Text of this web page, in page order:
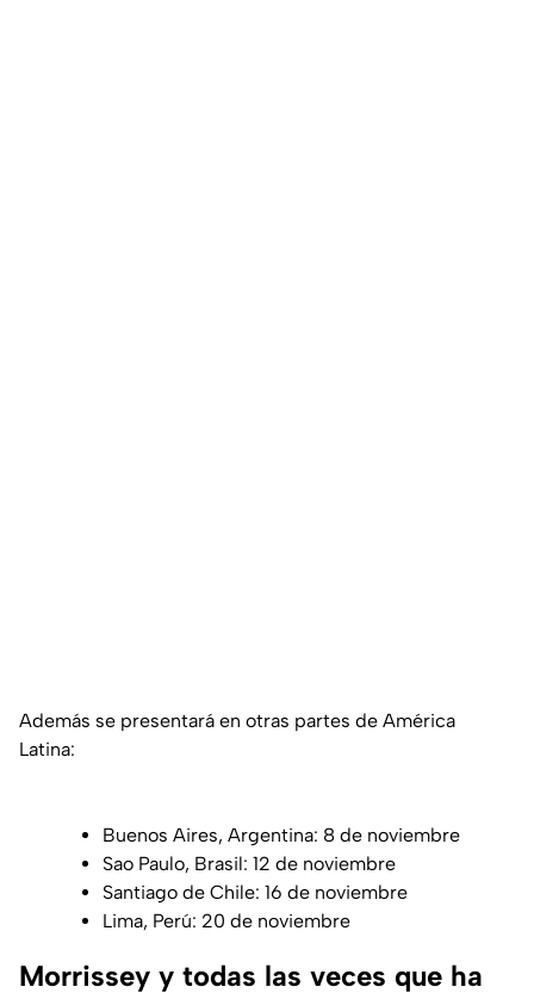
Además se presentará en otras partes de América
Latina:
Buenos Aires, Argentina: 8 de noviembre
Sao Paulo, Brasil: 12 de noviembre
Santiago de Chile: 16 de noviembre
Lima, Perú: 20 de noviembre
Morrissey y todas las veces que ha